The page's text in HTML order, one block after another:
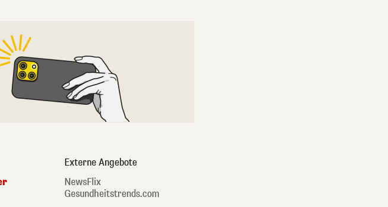
Externe Angebote
NewsFlix
Gesundheitstrends.com